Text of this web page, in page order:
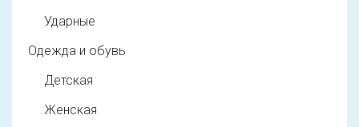
Ударные
Одежда и обувь
Детская
Женская